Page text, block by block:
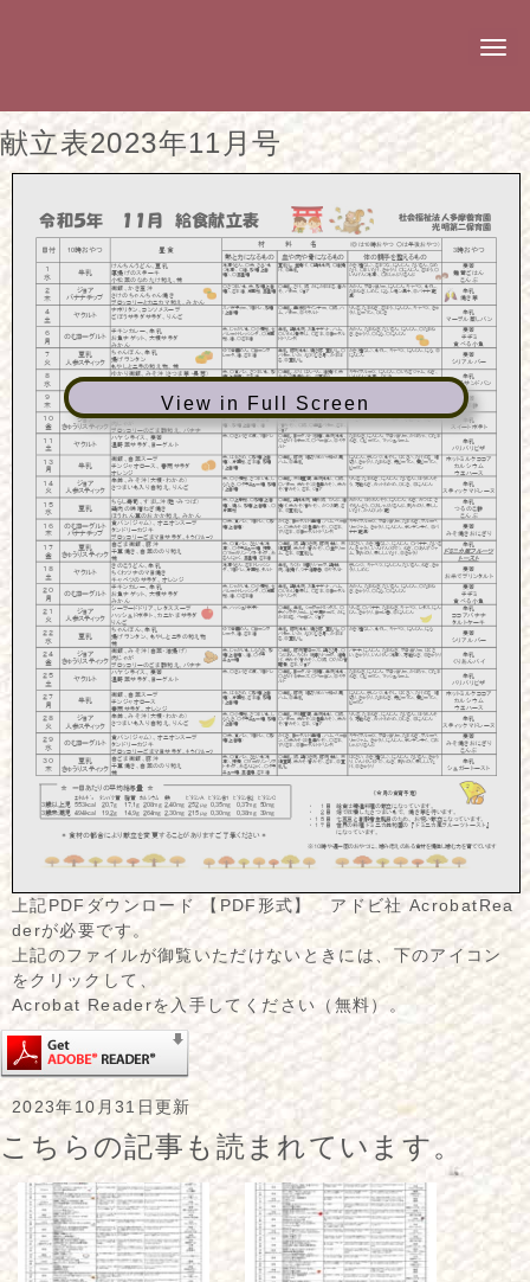
N
g
a
i
献立表2023年11月号
View in Full Screen
上記PDFダウンロード 【PDF形式】 アドビ社 AcrobatRea
derが必要です。
上記のファイルが御覧いただけないときには、下のアイコン
をクリックして、
Acrobat Readerを入手してください（無料）。
2023年10月31日更新
こちらの記事も読まれています。